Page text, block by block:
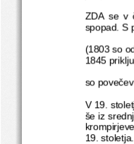
ZDA   se  v
spopad. S
(1803 so
1845
so
V 19.
še iz
19.